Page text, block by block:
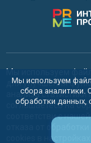
Мы используем
для улучшения
анализа
соглашаетесь на
соответстви с
отказа от
cookies в
Мы используем
сбора аналитики.
обработки данных,